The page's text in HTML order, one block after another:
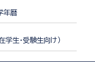
年暦
学生・受験生向け）